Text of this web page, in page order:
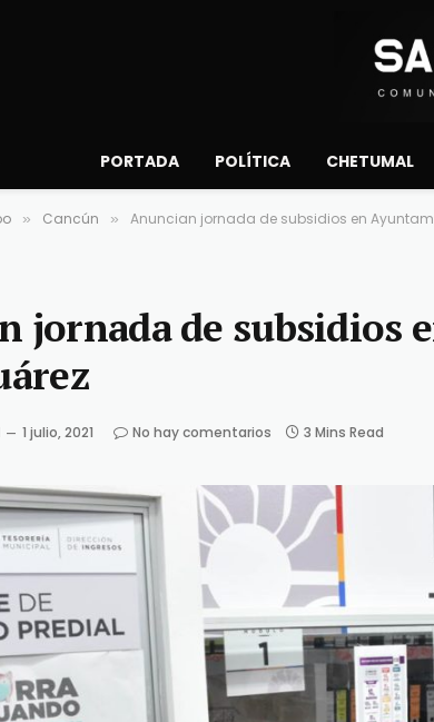
PORTADA POLÍTICA CHETUMAL
» Cancún » Anuncian jornada de subsidios en
jornada de subsidios
1 julio, 2021 No hay comentarios 3 Mins Read